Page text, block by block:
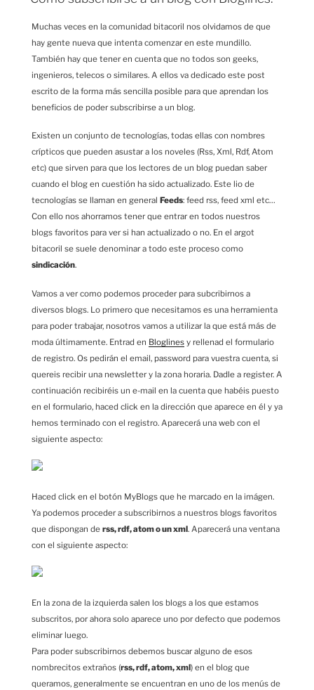
Muchas veces en la comunidad bitacoril nos olvidamos de que
hay gente nueva que intenta comenzar en este mundillo.
También hay que tener en cuenta que no todos son geeks,
ingenieros, telecos o similares. A ellos va dedicado este post
escrito de la forma más sencilla posible para que aprendan los
beneficios de poder subscribirse a un blog.
Existen un conjunto de tecnologías, todas ellas con nombres
crípticos que pueden asustar a los noveles (Rss, Xml, Rdf, Atom
etc) que sirven para que los lectores de un blog puedan saber
cuando el blog en cuestión ha sido actualizado. Este lio de
tecnologías se llaman en general Feeds: feed rss, feed xml etc…
Con ello nos ahorramos tener que entrar en todos nuestros
blogs favoritos para ver si han actualizado o no. En el argot
bitacoril se suele denominar a todo este proceso como
sindicación.
Vamos a ver como podemos proceder para subcribirnos a
diversos blogs. Lo primero que necesitamos es una herramienta
para poder trabajar, nosotros vamos a utilizar la que está más de
moda últimamente. Entrad en Bloglines y rellenad el formulario
de registro. Os pedirán el email, password para vuestra cuenta, si
quereis recibir una newsletter y la zona horaria. Dadle a register. A
continuación recibiréis un e-mail en la cuenta que habéis puesto
en el formulario, haced click en la dirección que aparece en él y ya
hemos terminado con el registro. Aparecerá una web con el
siguiente aspecto:
Haced click en el botón MyBlogs que he marcado en la imágen.
Ya podemos proceder a subscribirnos a nuestros blogs favoritos
que dispongan de rss, rdf, atom o un xml. Aparecerá una ventana
con el siguiente aspecto:
En la zona de la izquierda salen los blogs a los que estamos
subscritos, por ahora solo aparece uno por defecto que podemos
eliminar luego.
Para poder subscribirnos debemos buscar alguno de esos
nombrecitos extraños (rss, rdf, atom, xml) en el blog que
queramos, generalmente se encuentran en uno de los menús de